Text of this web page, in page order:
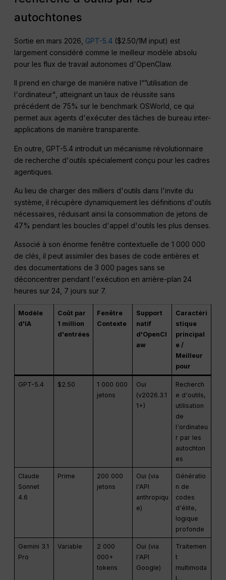
autochtones
Sortie en mars 2026, GPT-5.4 ($2.50/1M input) est
largement considéré comme le meilleur modèle absolu
pour les flux de travail autonomes d'OpenClaw.
Il prend en charge de manière native l“”utilisation de
l'ordinateur", atteignant un taux de réussite sans
précédent de 75% sur le benchmark OSWorld, ce qui
permet aux agents d'exécuter des tâches de bureau inter-
applications de manière transparente.
En outre, GPT-5.4 introduit un mécanisme révolutionnaire
de recherche d'outils spécialement conçu pour les cadres
agentiques.
Au lieu de charger des milliers d'outils dans l'invite du
système, il récupère dynamiquement les définitions d'outils
nécessaires, réduisant ainsi la consommation de jetons de
47% pendant les boucles d'appel d'outils les plus denses.
Associé à son énorme fenêtre contextuelle de 1 000 000
de clés, il peut assimiler des bases de code entières et
des documentations de 3 000 pages sans se
déconcentrer pendant l'exécution en arrière-plan 24
heures sur 24, 7 jours sur 7.
Modèle
d'IA
Coût par
1 million
d'entrées
Fenêtre
Contexte
Support
natif
d'OpenCl
aw
Caractéri
stique
principal
e /
Meilleur
pour
GPT-5.4 $2.50
1 000 000
jetons
Oui
(v2026.3.1
1+)
Recherch
e d'outils,
utilisation
de
l'ordinateu
r par les
autochton
es
Claude
Sonnet
4.6
Prime
200 000
jetons
Oui (via
l'API
anthropiqu
e)
Génératio
n de
codes
d'élite,
logique
profonde
Gemini 3.1
Pro
Variable
2 000
000+
tokens
Oui (via
l'API
Google)
Traitemen
t
multimoda
l,